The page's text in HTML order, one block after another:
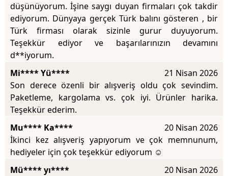
düşünüyorum. İşine saygı duyan firmaları çok takdir
ediyorum. Dünyaya gerçek Türk balını gösteren , bir
Türk firması olarak sizinle gurur duyuyorum.
Teşekkür ediyor ve başarılarınızın devamını
d**iyorum.
Mi**** Yü****
21 Nisan 2026
Son derece özenli bir alışveriş oldu çok sevindim.
Paketleme, kargolama vs. çok iyi. Ürünler harika.
Teşekkür ederim.
Mu**** Ka****
20 Nisan 2026
İkinci kez alışveriş yapıyorum ve çok memnunum,
hediyeler için çok teşekkür ediyorum ☺️
Mü**** yı****
20 Nisan 2026